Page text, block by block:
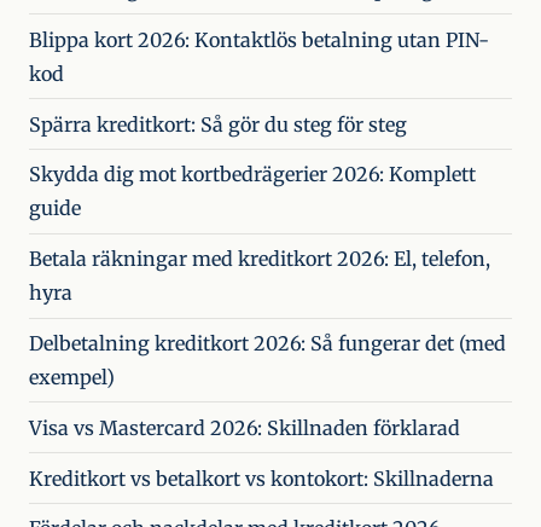
Blippa kort 2026: Kontaktlös betalning utan PIN-
kod
Spärra kreditkort: Så gör du steg för steg
Skydda dig mot kortbedrägerier 2026: Komplett
guide
Betala räkningar med kreditkort 2026: El, telefon,
hyra
Delbetalning kreditkort 2026: Så fungerar det (med
exempel)
Visa vs Mastercard 2026: Skillnaden förklarad
Kreditkort vs betalkort vs kontokort: Skillnaderna